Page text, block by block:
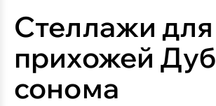
Стеллажи для
прихожей Дуб
сонома